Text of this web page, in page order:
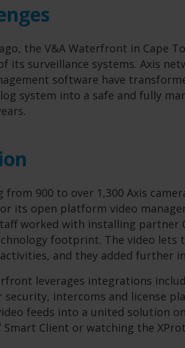
the V&A Waterfront in Cape
its surveillance systems. Axis
software have
system into a safe and fully
from 900 to over 1,300 Axis
its open platform video
worked with installing partner
footprint. The video lets
and they added further
leverages integrations
intercoms and license
feeds into a united solution
Smart Client or watching the